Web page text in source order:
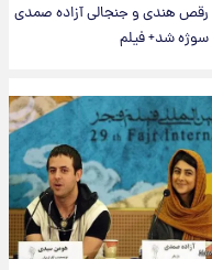
رقص هندی و جنجالی آزاده صمدی
سوژه شد+ فیلم